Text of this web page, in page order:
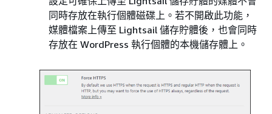
同時存放在執行個體磁碟上。若不開啟此功能，
媒體檔案上傳至 Lightsail 儲存貯體後，也會同時
存放在 WordPress 執行個體的本機儲存體上。